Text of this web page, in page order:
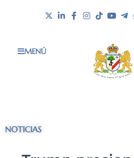
MENÚ
NOTICIAS